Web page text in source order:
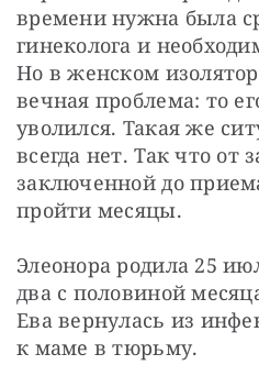
времени нужна была
гинеколога и
Но в женском
вечная проблема: то
уволился. Такая же
всегда нет. Так что от
заключенной до
пройти месяцы.
Элеонора родила 25
два с половиной
Ева вернулась из
к маме в тюрьму.